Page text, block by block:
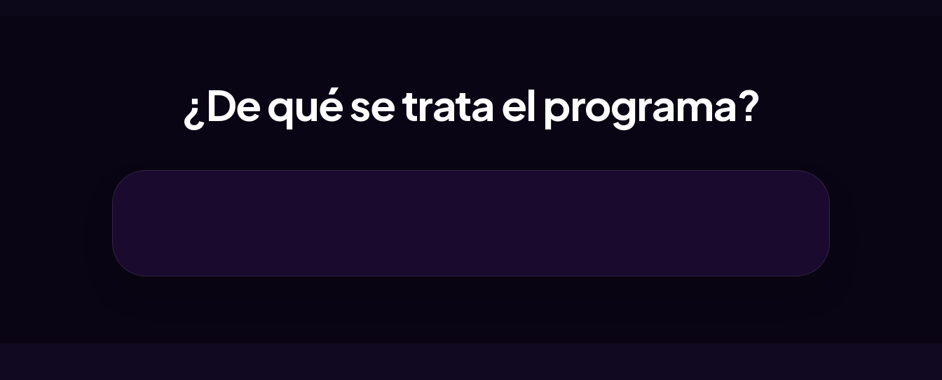
¿De qué se trata el programa?